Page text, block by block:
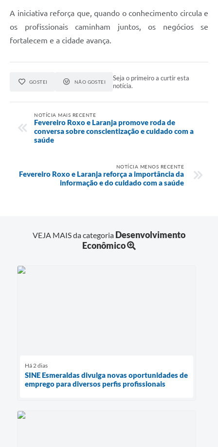
A iniciativa reforça que, quando o conhecimento circula e
os profissionais caminham juntos, os negócios se
fortalecem e a cidade avança.
GOSTEI NÃO GOSTEI
Seja o primeiro a curtir esta
notícia.
NOTÍCIA MAIS RECENTE
Fevereiro Roxo e Laranja promove roda de
conversa sobre conscientização e cuidado com a
saúde
NOTÍCIA MENOS RECENTE
Fevereiro Roxo e Laranja reforça a importância da
informação e do cuidado com a saúde
VEJA MAIS da categoria Desenvolvimento
Econômico
Há 2 dias
SINE Esmeraldas divulga novas oportunidades de
emprego para diversos perfis profissionais